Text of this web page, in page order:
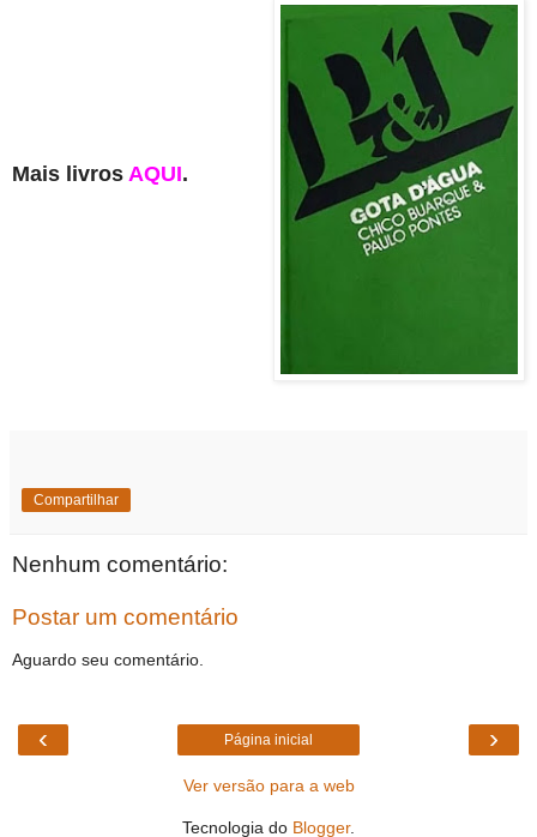
Mais livros AQUI.
Compartilhar
Nenhum comentário:
Postar um comentário
Aguardo seu comentário.
‹ ›
Página inicial
Ver versão para a web
Tecnologia do Blogger.